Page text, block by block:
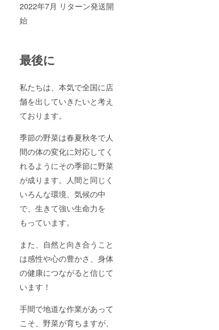
2022年7月 リターン発送開
始
最後に
私たちは、本気で全国に店
舗を出していきたいと考え
ております。
季節の野菜は春夏秋冬で人
間の体の変化に対応してく
れるようにその季節に野菜
が成ります。人間と同じく
いろんな環境、気候の中
で、生きて強い生命力を
もっています。
また、自然と向き合うこと
は感性や心の豊かさ、身体
の健康につながると信じて
います！
手間で地道な作業があって
こそ、野菜が育ちますが、